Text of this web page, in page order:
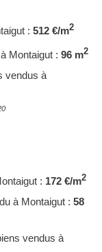
: 512 €/m2
Montaigut : 96 m2
vendus à
: 172 €/m2
à Montaigut : 58
vendus à